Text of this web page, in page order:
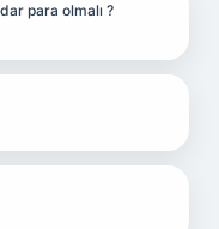
para olmalı ?